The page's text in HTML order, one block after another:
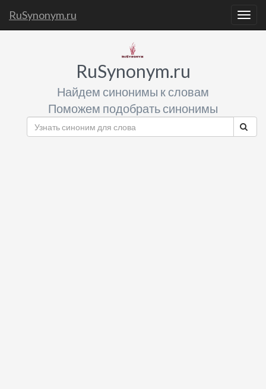
RuSynonym.ru
RuSynonym.ru
Найдем синонимы к словам
Поможем подобрать синонимы